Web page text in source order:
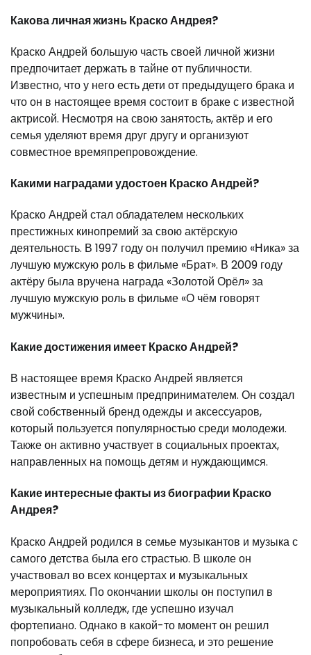
Какова личная жизнь Краско Андрея?
Краско Андрей большую часть своей личной жизни
предпочитает держать в тайне от публичности.
Известно, что у него есть дети от предыдущего брака и
что он в настоящее время состоит в браке с известной
актрисой. Несмотря на свою занятость, актёр и его
семья уделяют время друг другу и организуют
совместное времяпрепровождение.
Какими наградами удостоен Краско Андрей?
Краско Андрей стал обладателем нескольких
престижных кинопремий за свою актёрскую
деятельность. В 1997 году он получил премию «Ника» за
лучшую мужскую роль в фильме «Брат». В 2009 году
актёру была вручена награда «Золотой Орёл» за
лучшую мужскую роль в фильме «О чём говорят
мужчины».
Какие достижения имеет Краско Андрей?
В настоящее время Краско Андрей является
известным и успешным предпринимателем. Он создал
свой собственный бренд одежды и аксессуаров,
который пользуется популярностью среди молодежи.
Также он активно участвует в социальных проектах,
направленных на помощь детям и нуждающимся.
Какие интересные факты из биографии Краско
Андрея?
Краско Андрей родился в семье музыкантов и музыка с
самого детства была его страстью. В школе он
участвовал во всех концертах и музыкальных
мероприятиях. По окончании школы он поступил в
музыкальный колледж, где успешно изучал
фортепиано. Однако в какой-то момент он решил
попробовать себя в сфере бизнеса, и это решение